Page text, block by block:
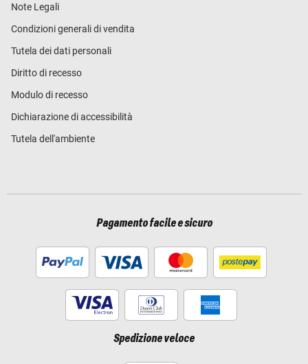
Note Legali
Condizioni generali di vendita
Tutela dei dati personali
Diritto di recesso
Modulo di recesso
Dichiarazione di accessibilità
Tutela dell'ambiente
Pagamento facile e sicuro
Spedizione veloce